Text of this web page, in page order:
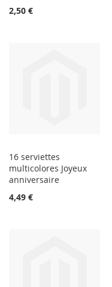
2,50 €
16 serviettes
multicolores Joyeux
anniversaire
4,49 €